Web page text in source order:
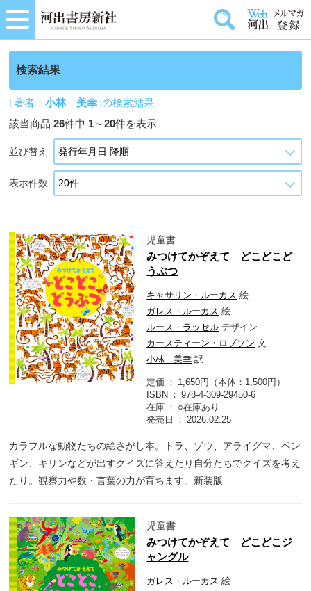
検索結果
[ 著者：小林 美幸]の検索結果
該当商品26件中 1～20件を表示
並び替え
表示件数
児童書
みつけてかぞえて どこどこど
うぶつ
キャサリン・ルーカス 絵
ガレス・ルーカス 絵
ルース・ラッセル デザイン
カースティーン・ロブソン 文
小林 美幸 訳
定価
1,650円（本体：1,500円）
ISBN
978-4-309-29450-6
在庫
○在庫あり
発売日
2026.02.25
カラフルな動物たちの絵さがし本。トラ、ゾウ、アライグマ、ペン
ギン、キリンなどが出すクイズに答えたり自分たちでクイズを考え
たり。観察力や数・言葉の力が育ちます。新装版
児童書
みつけてかぞえて どこどこジ
ャングル
ガレス・ルーカス 絵